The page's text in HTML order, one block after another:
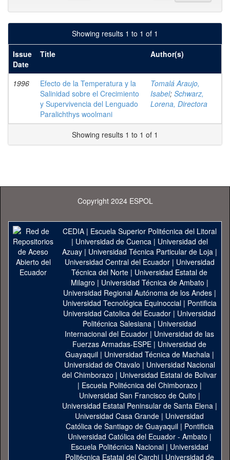
Showing results 1 to 1 of 1
Issue
Date
Title Author(s)
1996
Efecto de la Temperatura y la
Salinidad sobre el Crecimiento
y Supervivencia del Lenguado
Paralichthys woolmani
Tomalá Araujo,
Isabel; Schwarz,
Lorena, Directora
Showing results 1 to 1 of 1
Copyright 2024 ESPOL
CEDIA| Escuela Superior Politécnica del Litoral
| Universidad de Cuenca| Universidad del
Azuay| Universidad Técnica Particular de Loja|
Universidad Central del Ecuador| Universidad
Técnica del Norte | Universidad Estatal de
Milagro | Universidad Técnica de Ambato |
Universidad Regional Autónoma de los Andes|
Universidad Tecnológica Equinoccial| Pontificia
Universidad Catolica del Ecuador | Universidad
Politécnica Salesiana | Universidad
Internacional del Ecuador | Universidad de las
Fuerzas Armadas-ESPE | Universidad de
Guayaquil| Universidad Técnica de Machala|
Universidad de Otavalo | Universidad Nacional
del Chimborazo | Universidad Estatal de Bolivar
| Escuela Politécnica del Chimborazo |
Universidad San Francisco de Quito |
Universidad Estatal Peninsular de Santa Elena|
Universidad Casa Grande | Universidad
Católica de Santiago de Guayaquil| Pontificia
Universidad Católica del Ecuador - Ambato |
Escuela Politécnica Nacional| Universidad
Politécnica Estatal del Carchi| Universidad de